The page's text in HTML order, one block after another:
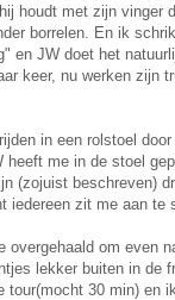
houdt met zijn vinger
borrelen. En ik schrik
en JW doet het
keer, nu werken zijn
in een rolstoel door
me in de stoel
(zojuist beschreven)
iedereen zit me aan te
overgehaald om even
lekker buiten in de
tour(mocht 30 min) en